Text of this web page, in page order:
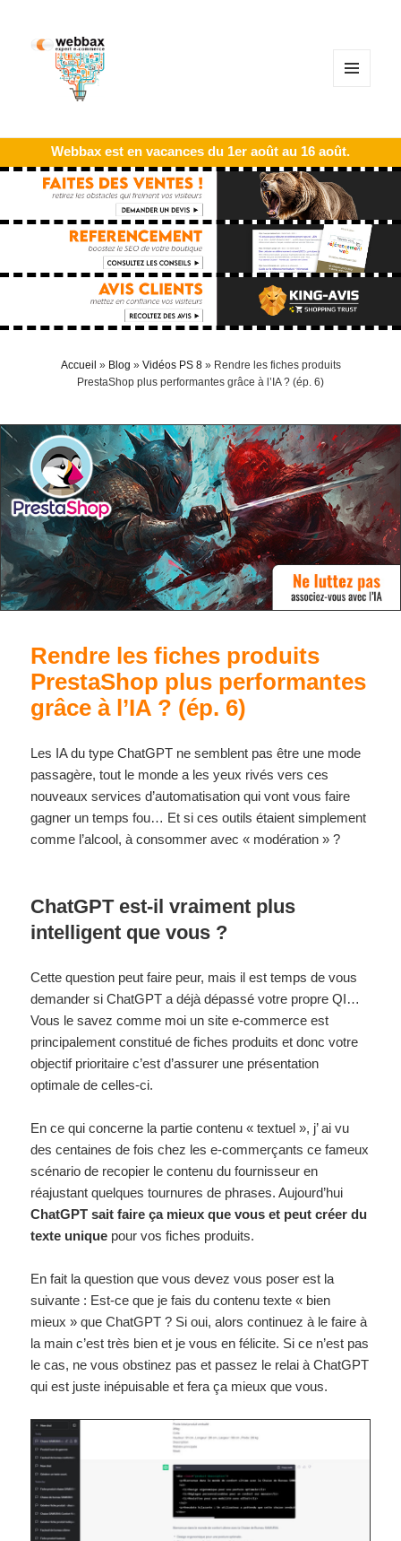
Webbax est en vacances du 1er août au 16 août.
Accueil » Blog » Vidéos PS 8» Rendre les fiches produits
PrestaShop plus performantes grâce à l’IA ? (ép. 6)
Rendre les fiches produits
PrestaShop plus performantes
grâce à l’IA ? (ép. 6)
Les IA du type ChatGPT ne semblent pas être une mode
passagère, tout le monde a les yeux rivés vers ces
nouveaux services d’automatisation qui vont vous faire
gagner un temps fou… Et si ces outils étaient simplement
comme l’alcool, à consommer avec « modération » ?
ChatGPT est-il vraiment plus
intelligent que vous ?
Cette question peut faire peur, mais il est temps de vous
demander si ChatGPT a déjà dépassé votre propre QI…
Vous le savez comme moi un site e-commerce est
principalement constitué de fiches produits et donc votre
objectif prioritaire c’est d’assurer une présentation
optimale de celles-ci.
En ce qui concerne la partie contenu « textuel », j’ ai vu
des centaines de fois chez les e-commerçants ce fameux
scénario de recopier le contenu du fournisseur en
réajustant quelques tournures de phrases. Aujourd’hui
ChatGPT sait faire ça mieux que vous et peut créer du
texte unique pour vos fiches produits.
En fait la question que vous devez vous poser est la
suivante : Est-ce que je fais du contenu texte « bien
mieux » que ChatGPT ? Si oui, alors continuez à le faire à
la main c’est très bien et je vous en félicite. Si ce n’est pas
le cas, ne vous obstinez pas et passez le relai à ChatGPT
qui est juste inépuisable et fera ça mieux que vous.